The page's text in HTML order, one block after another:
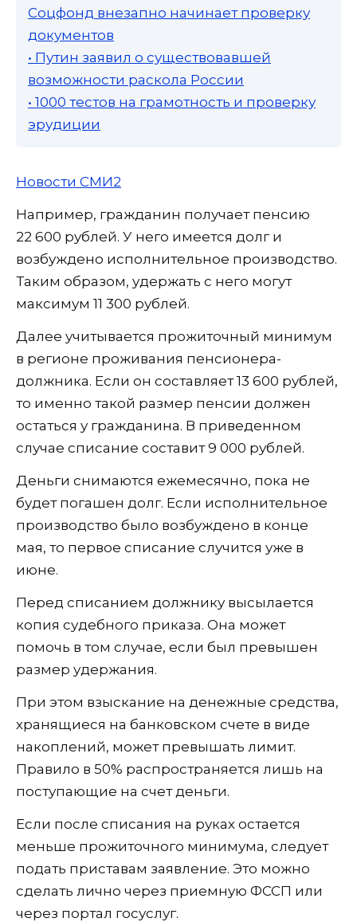
Соцфонд внезапно начинает проверку
документов
• Путин заявил о существовавшей
возможности раскола России
• 1000 тестов на грамотность и проверку
эрудиции
Новости СМИ2
Например, гражданин получает пенсию
22 600 рублей. У него имеется долг и
возбуждено исполнительное производство.
Таким образом, удержать с него могут
максимум 11 300 рублей.
Далее учитывается прожиточный минимум
в регионе проживания пенсионера-
должника. Если он составляет 13 600 рублей,
то именно такой размер пенсии должен
остаться у гражданина. В приведенном
случае списание составит 9 000 рублей.
Деньги снимаются ежемесячно, пока не
будет погашен долг. Если исполнительное
производство было возбуждено в конце
мая, то первое списание случится уже в
июне.
Перед списанием должнику высылается
копия судебного приказа. Она может
помочь в том случае, если был превышен
размер удержания.
При этом взыскание на денежные средства,
хранящиеся на банковском счете в виде
накоплений, может превышать лимит.
Правило в 50% распространяется лишь на
поступающие на счет деньги.
Если после списания на руках остается
меньше прожиточного минимума, следует
подать приставам заявление. Это можно
сделать лично через приемную ФССП или
через портал госуслуг.